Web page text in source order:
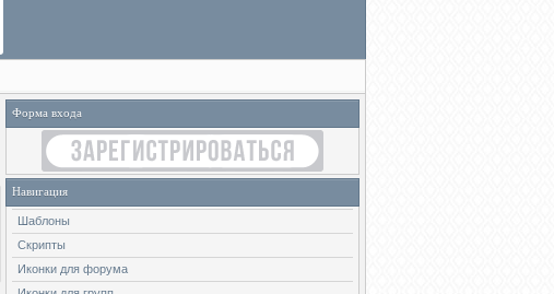
Форма входа
Навигация
Шаблоны
Скрипты
Иконки для форума